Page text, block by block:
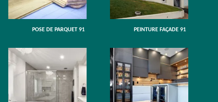
POSE DE PARQUET 91 PEINTURE FAÇADE 91